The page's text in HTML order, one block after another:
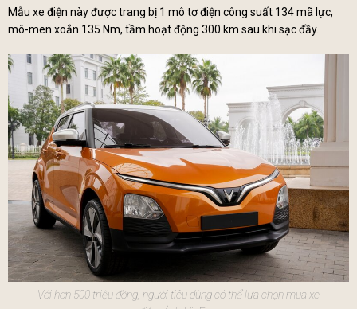
Mẫu xe điện này được trang bị 1 mô tơ điện công suất 134 mã lực,
mô-men xoắn 135 Nm, tầm hoạt động 300 km sau khi sạc đầy.
Với hơn 500 triệu đồng, người tiêu dùng có thể lựa chọn mua xe